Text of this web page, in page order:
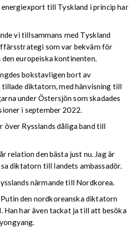
till Tyskland i princip har
vi tillsammans med Tyskland
som var bekväm för
den europeiska kontinenten.
bokstavligen bort av
tillade diktatorn, med hänvisning till
under Östersjön som skadades
i september 2022.
över Rysslands dåliga band till
relation den bästa just nu. Jag är
diktatorn till landets ambassadör.
närmande till Nordkorea.
den nordkoreanska diktatorn
Han har även tackat ja till att besöka